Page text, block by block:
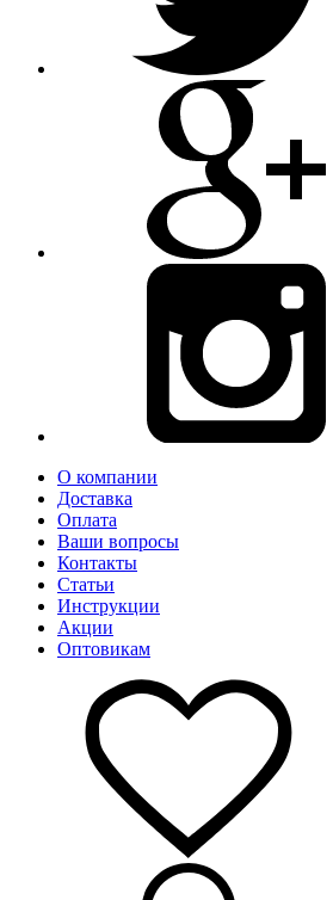
О компании
Доставка
Оплата
Ваши вопросы
Контакты
Статьи
Инструкции
Акции
Оптовикам